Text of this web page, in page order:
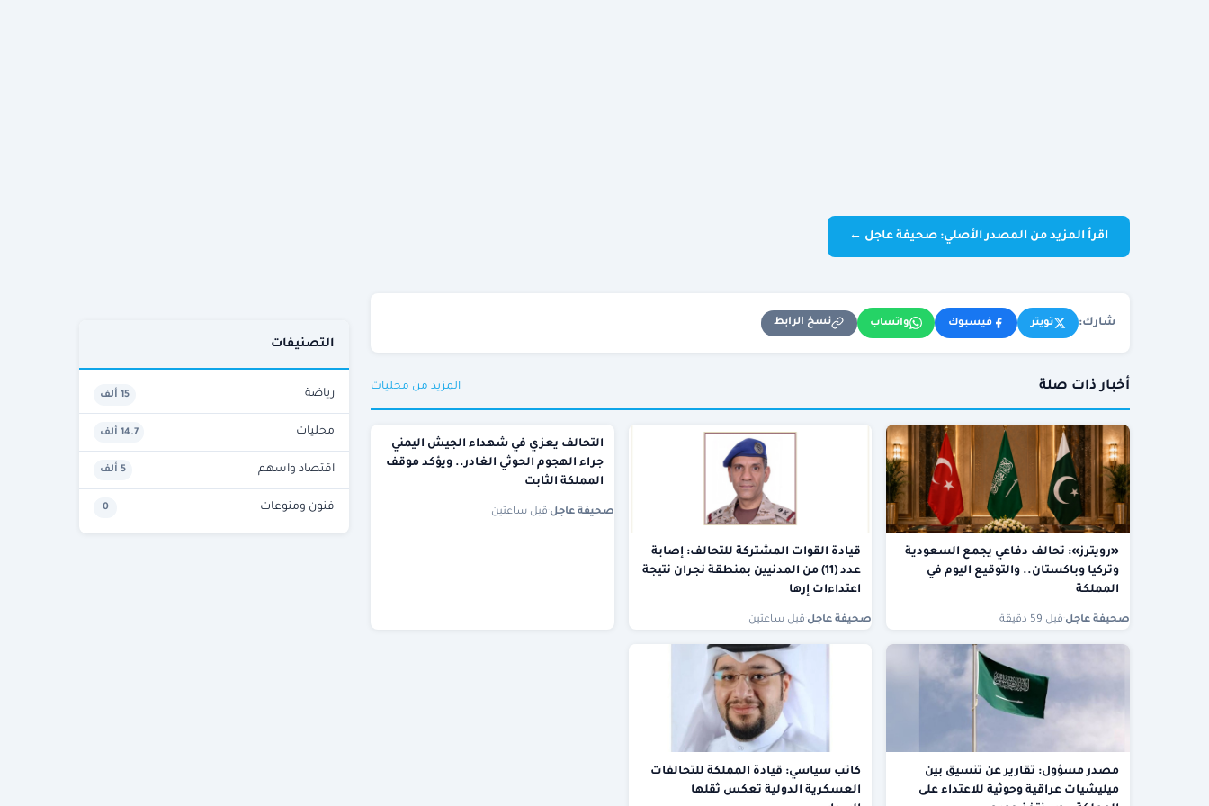
اقرأ المزيد من المصدر الأصلي: صحيفة عاجل ←
شارك: تويتر فيسبوك واتساب نسخ الرابط
أخبار ذات صلة المزيد من محليات
«رويترز»: تحالف دفاعي يجمع السعودية
وتركيا وباكستان.. والتوقيع اليوم في
المملكة
صحيفة عاجل قبل 59 دقيقة
قيادة القوات المشتركة للتحالف: إصابة
عدد (11) من المدنيين بمنطقة نجران نتيجة
اعتداءات إرها
صحيفة عاجل قبل ساعتين
التحالف يعزي في شهداء الجيش اليمني
جراء الهجوم الحوثي الغادر.. ويؤكد موقف
المملكة الثابت
صحيفة عاجل قبل ساعتين
مصدر مسؤول: تقارير عن تنسيق بين
ميليشيات عراقية وحوثية للاعتداء على
كاتب سياسي: قيادة المملكة للتحالفات
العسكرية الدولية تعكس ثقلها
التصنيفات
رياضة 15 ألف
محليات 14.7 ألف
اقتصاد واسهم 5 ألف
فنون ومنوعات 0